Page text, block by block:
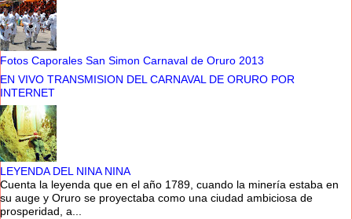
Fotos Caporales San Simon Carnaval de Oruro 2013
EN VIVO TRANSMISION DEL CARNAVAL DE ORURO POR
INTERNET
LEYENDA DEL NINA NINA
Cuenta la leyenda que en el año 1789, cuando la minería estaba en
su auge y Oruro se proyectaba como una ciudad ambiciosa de
prosperidad, a...